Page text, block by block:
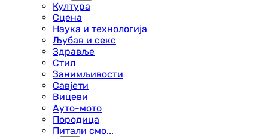
Култура
Сцена
Наука и технологија
Љубав и секс
Здравље
Стил
Занимљивости
Савјети
Вицеви
Ауто-мото
Породица
Питали смо...